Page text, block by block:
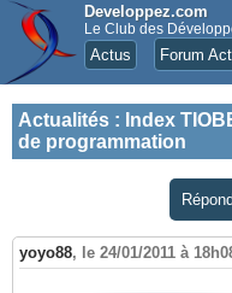
Developpez.com
Le Club des
Actus Forum
Actualités : Index
de programmation
yoyo88, le 24/01/2011 à